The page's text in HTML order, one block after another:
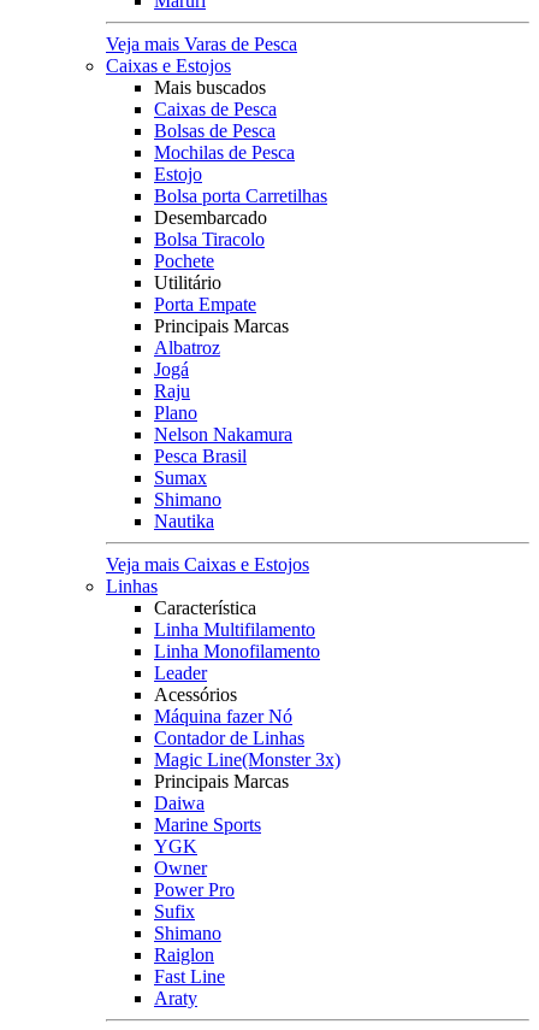
Veja mais Varas de Pesca
Caixas e Estojos
Mais buscados
Caixas de Pesca
Bolsas de Pesca
Mochilas de Pesca
Estojo
Bolsa porta Carretilhas
Desembarcado
Bolsa Tiracolo
Pochete
Utilitário
Porta Empate
Principais Marcas
Albatroz
Jogá
Raju
Plano
Nelson Nakamura
Pesca Brasil
Sumax
Shimano
Nautika
Veja mais Caixas e Estojos
Linhas
Característica
Linha Multifilamento
Linha Monofilamento
Leader
Acessórios
Máquina fazer Nó
Contador de Linhas
Magic Line(Monster 3x)
Principais Marcas
Daiwa
Marine Sports
YGK
Owner
Power Pro
Sufix
Shimano
Raiglon
Fast Line
Araty